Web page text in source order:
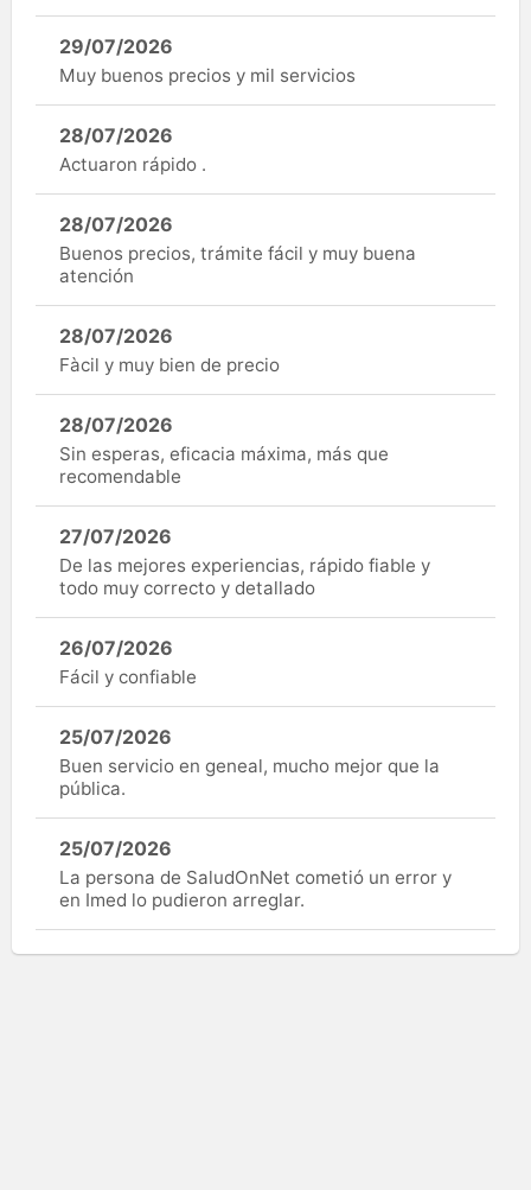
29/07/2026
Muy buenos precios y mil servicios
28/07/2026
Actuaron rápido .
28/07/2026
Buenos precios, trámite fácil y muy buena
atención
28/07/2026
Fàcil y muy bien de precio
28/07/2026
Sin esperas, eficacia máxima, más que
recomendable
27/07/2026
De las mejores experiencias, rápido fiable y
todo muy correcto y detallado
26/07/2026
Fácil y confiable
25/07/2026
Buen servicio en geneal, mucho mejor que la
pública.
25/07/2026
La persona de SaludOnNet cometió un error y
en Imed lo pudieron arreglar.